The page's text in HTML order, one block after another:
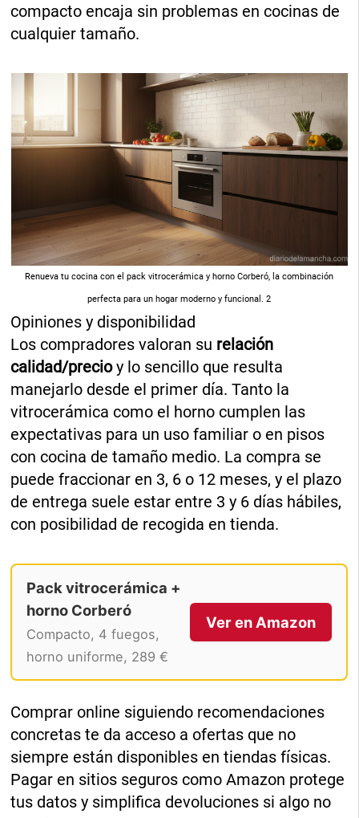
compacto encaja sin problemas en cocinas de
cualquier tamaño.
Renueva tu cocina con el pack vitrocerámica y horno Corberó, la combinación
perfecta para un hogar moderno y funcional. 2
Opiniones y disponibilidad
Los compradores valoran su relación
calidad/precioy lo sencillo que resulta
manejarlo desde el primer día. Tanto la
vitrocerámica como el horno cumplen las
expectativas para un uso familiar o en pisos
con cocina de tamaño medio. La compra se
puede fraccionar en 3, 6 o 12 meses, y el plazo
de entrega suele estar entre 3 y 6 días hábiles,
con posibilidad de recogida en tienda.
Pack vitrocerámica +
horno Corberó
Compacto, 4 fuegos,
horno uniforme, 289 €
Ver en Amazon
Comprar online siguiendo recomendaciones
concretas te da acceso a ofertas que no
siempre están disponibles en tiendas físicas.
Pagar en sitios seguros como Amazon protege
tus datos y simplifica devoluciones si algo no